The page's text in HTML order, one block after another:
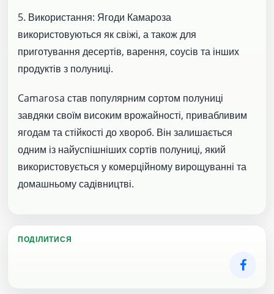
5. Використання: Ягоди Камароза
використовуються як свіжі, а також для
приготування десертів, варення, соусів та інших
продуктів з полуниці.
Camarosa став популярним сортом полуниці
завдяки своїм високим врожайності, привабливим
ягодам та стійкості до хвороб. Він залишається
одним із найуспішніших сортів полуниці, який
використовується у комерційному вирощуванні та
домашньому садівництві.
ПОДІЛИТИСЯ